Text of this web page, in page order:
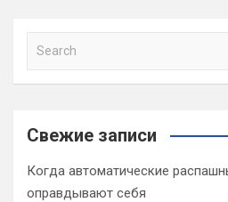
a
c
Свежие записи
Когда автоматические
оправдывают себя